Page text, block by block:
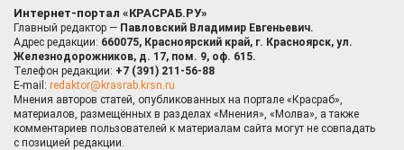
Интернет-портал «КРАСРАБ.РУ»
Главный редактор — Павловский Владимир Евгеньевич.
Адрес редакции: 660075, Красноярский край, г. Красноярск, ул.
Железнодорожников, д. 17, пом. 9, оф. 615.
Телефон редакции: +7 (391) 211-56-88
E-mail: redaktor@krasrab.krsn.ru
Мнения авторов статей, опубликованных на портале «Красраб»,
материалов, размещённых в разделах «Мнения», «Молва», а также
комментариев пользователей к материалам сайта могут не совпадать
с позицией редакции.